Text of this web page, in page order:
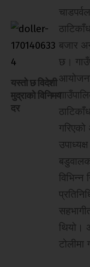
यस्तो छ विदेशी
मुद्राको विनिमय
दर
बजार
छ।
विभिन्न
थियो।
टोलीमा